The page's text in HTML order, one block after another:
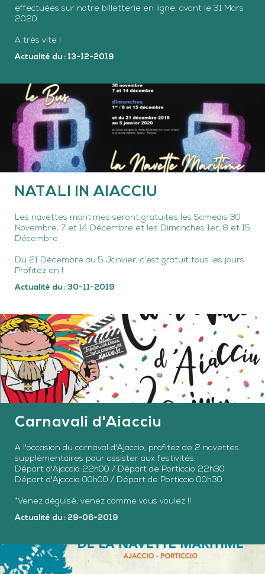
effectuées sur notre billetterie en ligne, avant le 31 Mars
2020.
A très vite !
Actualité du : 13-12-2019
NATALI IN AIACCIU
Les navettes maritimes seront gratuites les Samedis 30
Novembre, 7 et 14 Décembre et les Dimanches 1er, 8 et 15
Décembre
Du 21 Décembre au 5 Janvier, c’est gratuit tous les jours.
Profitez en !
Actualité du : 30-11-2019
Carnavali d'Aiacciu
A l'occasion du carnaval d'Ajaccio, profitez de 2 navettes
supplémentaires pour assister aux festivités:
Départ d'Ajaccio 22h00 / Départ de Porticcio 22h30
Départ d'Ajaccio 00h00 / Départ de Porticcio 00h30
*Venez déguisé, venez comme vous voulez !!
Actualité du : 29-06-2019